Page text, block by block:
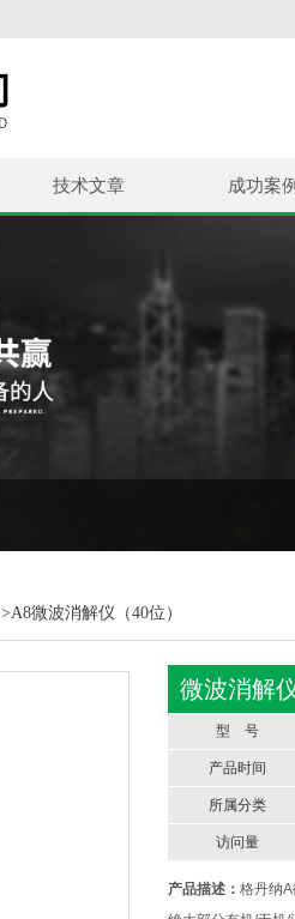
技术文章 成功案
>A8微波消解仪（40位）
微波消解
型 号
产品时间
所属分类
访问量
产品描述：格丹纳